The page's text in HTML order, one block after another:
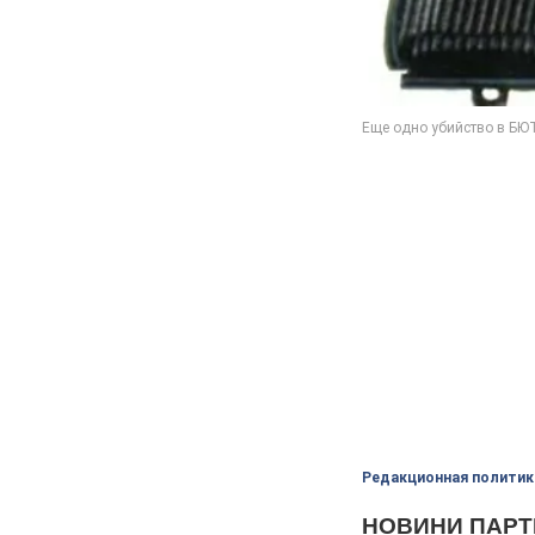
Редакционная